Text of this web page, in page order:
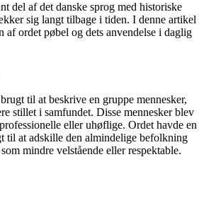
del af det danske sprog med historiske
sig langt tilbage i tiden. I denne artikel
ordet pøbel og dets anvendelse i daglig
til at beskrive en gruppe mennesker,
stillet i samfundet. Disse mennesker blev
eller uhøflige. Ordet havde en
til at adskille den almindelige befolkning
mindre velstående eller respektable.